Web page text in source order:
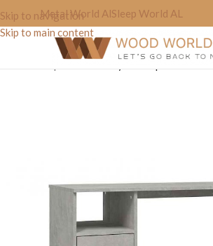
Skip to navigation
Skip to main content
Metal World AlSleep World AL